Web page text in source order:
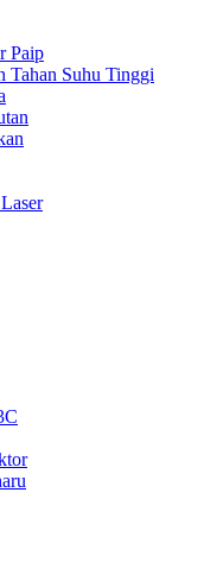
Paip
Tahan Suhu Tinggi